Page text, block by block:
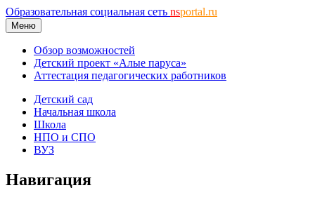
Образовательная социальная сеть nsportal.ru
Меню
Обзор возможностей
Детский проект «Алые паруса»
Аттестация педагогических работников
Детский сад
Начальная школа
Школа
НПО и СПО
ВУЗ
Навигация